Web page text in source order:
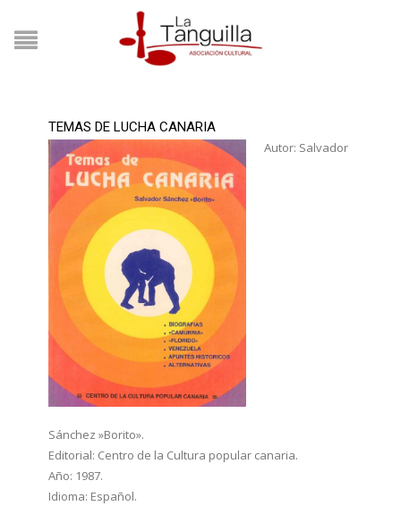
TEMAS DE LUCHA CANARIA
Autor: Salvador
Sánchez »Borito».
Editorial: Centro de la Cultura popular canaria.
Año: 1987.
Idioma: Español.